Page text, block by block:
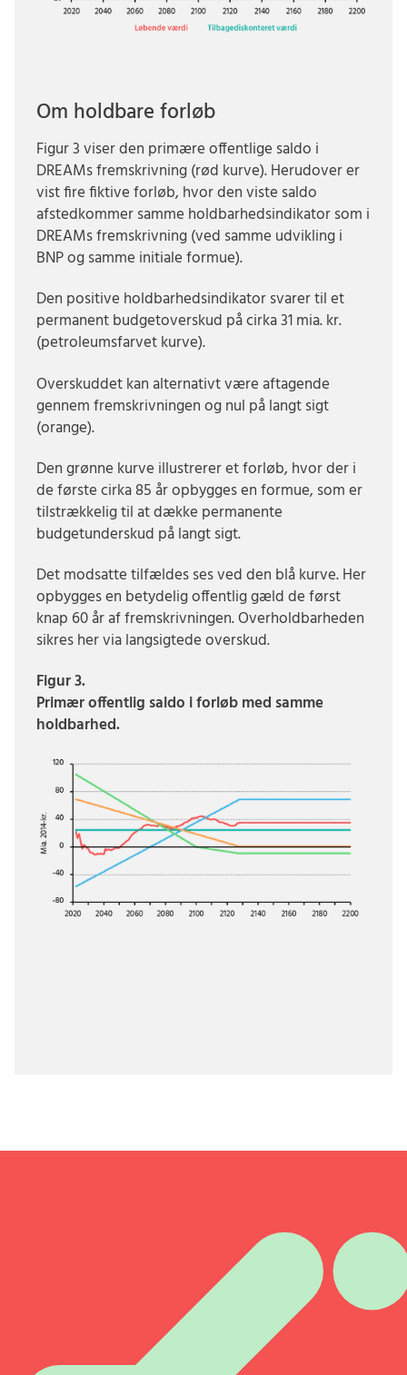
Om holdbare forløb
Figur 3 viser den primære offentlige saldo i
DREAMs fremskrivning (rød kurve). Herudover er
vist fire fiktive forløb, hvor den viste saldo
afstedkommer samme holdbarhedsindikator som i
DREAMs fremskrivning (ved samme udvikling i
BNP og samme initiale formue).
Den positive holdbarhedsindikator svarer til et
permanent budgetoverskud på cirka 31 mia. kr.
(petroleumsfarvet kurve).
Overskuddet kan alternativt være aftagende
gennem fremskrivningen og nul på langt sigt
(orange).
Den grønne kurve illustrerer et forløb, hvor der i
de første cirka 85 år opbygges en formue, som er
tilstrækkelig til at dække permanente
budgetunderskud på langt sigt.
Det modsatte tilfældes ses ved den blå kurve. Her
opbygges en betydelig offentlig gæld de først
knap 60 år af fremskrivningen. Overholdbarheden
sikres her via langsigtede overskud.
Figur 3.
Primær offentlig saldo i forløb med samme
holdbarhed.